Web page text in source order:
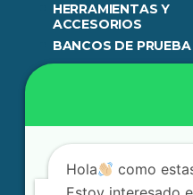
HERRAMIENTAS Y
ACCESORIOS
BANCOS DE PRUEBA
962 963 585
AV. CANADÁ 3979.
Hola
como